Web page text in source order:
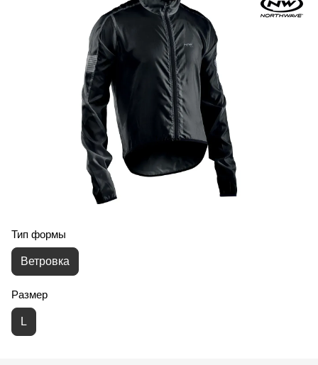
Тип формы
Ветровка
Размер
L